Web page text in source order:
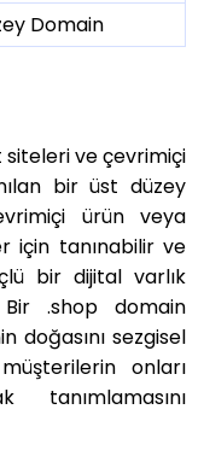
Domain
ve çevrimiçi
bir üst düzey
ürün veya
için tanınabilir ve
bir dijital varlık
Bir .shop domain
doğasını sezgisel
onları